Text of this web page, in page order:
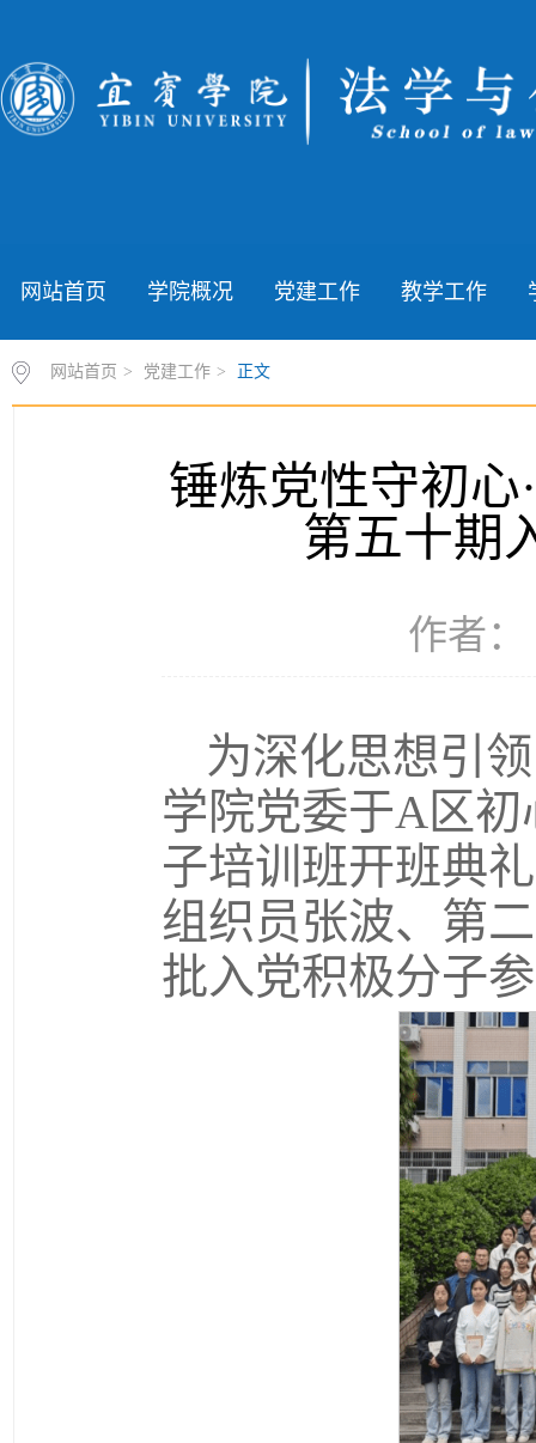
网站首页 学院概况 党建工作 教学工作
网站首页 > 党建工作 > 正文
锤炼党性守初
第五十期
作者：
为深化思想引
学院党委于A区
子培训班开班典
组织员张波、第
批入党积极分子